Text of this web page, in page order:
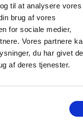
til at analysere vores
brug af vores
for sociale medier,
Vores partnere
du har givet
af deres tjenester.
virksomheds
over 38.000 m² og